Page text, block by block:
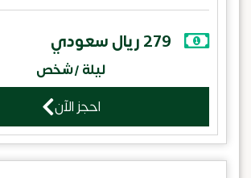
279 ريال سعودي
ليلة /شخص
احجز الآن